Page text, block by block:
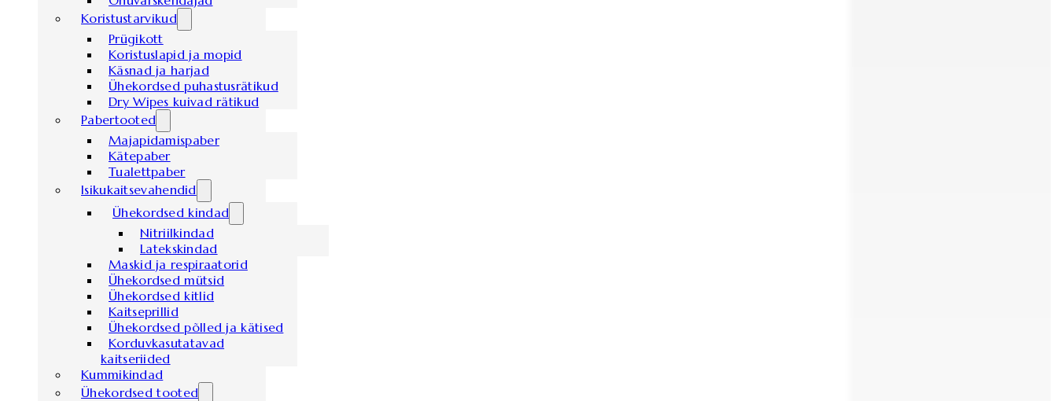
Koristustarvikud
Prügikott
Koristuslapid ja mopid
Käsnad ja harjad
Ühekordsed puhastusrätikud
Dry Wipes kuivad rätikud
Pabertooted
Majapidamispaber
Kätepaber
Tualettpaber
Isikukaitsevahendid
Ühekordsed kindad
Nitriilkindad
Latekskindad
Maskid ja respiraatorid
Ühekordsed mütsid
Ühekordsed kitlid
Kaitseprillid
Ühekordsed põlled ja kätised
Korduvkasutatavad
kaitseriided
Kummikindad
Ühekordsed tooted